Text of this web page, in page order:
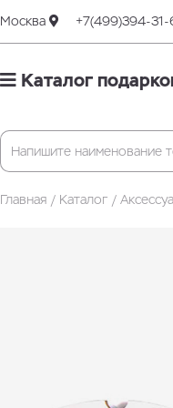
Москва +7(499)394-
Каталог
Главная Каталог